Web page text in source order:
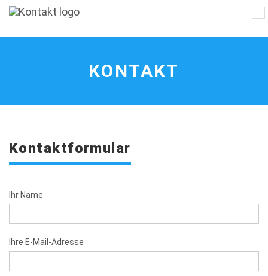
-
KONTAKT
Kontaktformular
Ihr Name
Ihre E-Mail-Adresse